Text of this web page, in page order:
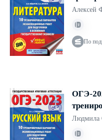
Алексей
По
ОГЭ-
Людмила